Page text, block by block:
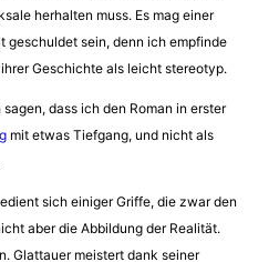
herhalten muss. Es mag einer
geschuldet sein, denn ich empfinde
Geschichte als leicht stereotyp.
dass ich den Roman in erster
mit etwas Tiefgang, und nicht als
sich einiger Griffe, die zwar den
aber die Abbildung der Realität.
Glattauer meistert dank seiner